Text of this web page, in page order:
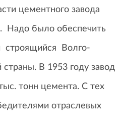
цементного завода
Надо было обеспечить
строящийся Волго-
В 1953 году завод
тонн цемента. С тех
отраслевых